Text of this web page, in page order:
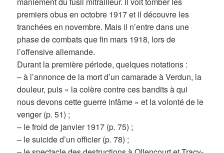
premiers obus en octobre 1917 et il découvre les
tranchées en novembre. Mais il n’entre dans une
phase de combats que fin mars 1918, lors de
l’offensive allemande.
Durant la première période, quelques notations :
– à l’annonce de la mort d’un camarade à Verdun, la
douleur, puis « la colère contre ces bandits à qui
nous devons cette guerre infâme » et la volonté de le
venger (p. 51) ;
– le froid de janvier 1917 (p. 75) ;
– le suicide d’un officier (p. 78) ;